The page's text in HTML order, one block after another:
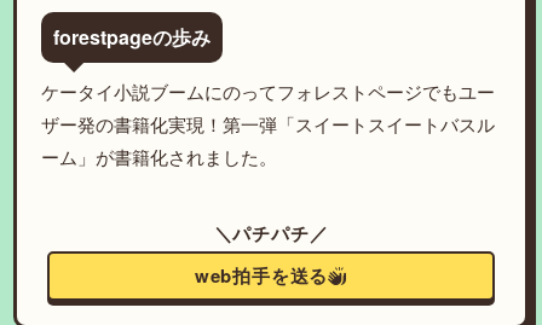
forestpageの歩み
ケータイ小説ブームにのってフォレストページでもユー
ザー発の書籍化実現！第一弾「スイートスイートバスル
ーム」が書籍化されました。
＼パチパチ／
web拍手を送る